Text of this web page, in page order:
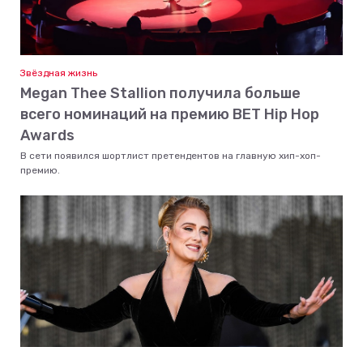
Звёздная жизнь
Megan Thee Stallion получила больше
всего номинаций на премию BET Hip Hop
Awards
В сети появился шортлист претендентов на главную хип-хоп-
премию.